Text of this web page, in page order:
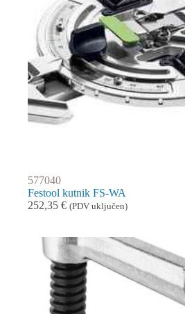
577040
Festool kutnik FS-WA
252,35 € (PDV uključen)